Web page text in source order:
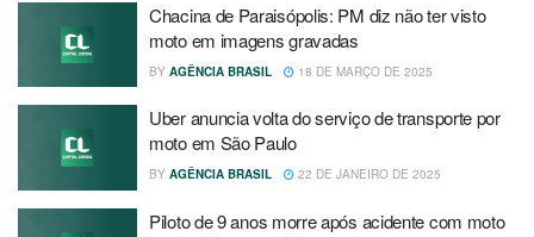
Chacina de Paraisópolis: PM diz não ter visto
moto em imagens gravadas
BY AGÊNCIA BRASIL 18 DE MARÇO DE 2025
Uber anuncia volta do serviço de transporte por
moto em São Paulo
BY AGÊNCIA BRASIL 22 DE JANEIRO DE 2025
Piloto de 9 anos morre após acidente com moto